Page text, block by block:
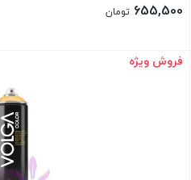
اصلی:
بود.
655,500 تومان
فعلی:
بستن
فروش ویژه